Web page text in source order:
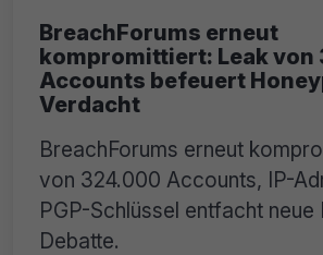
BreachForums erneut
kompromittiert: Leak von
Accounts befeuert
Verdacht
BreachForums erneut
von 324.000 Accounts, IP-
PGP-Schlüssel entfacht
Debatte.